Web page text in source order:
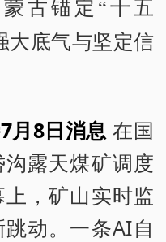
古锚定“十五
大底气与坚定信
月8日消息在国
露天煤矿调度
，矿山实时监
动。一条AI自